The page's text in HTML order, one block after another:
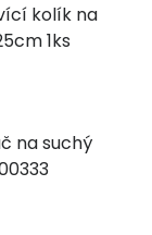
kolík na
1ks
na suchý